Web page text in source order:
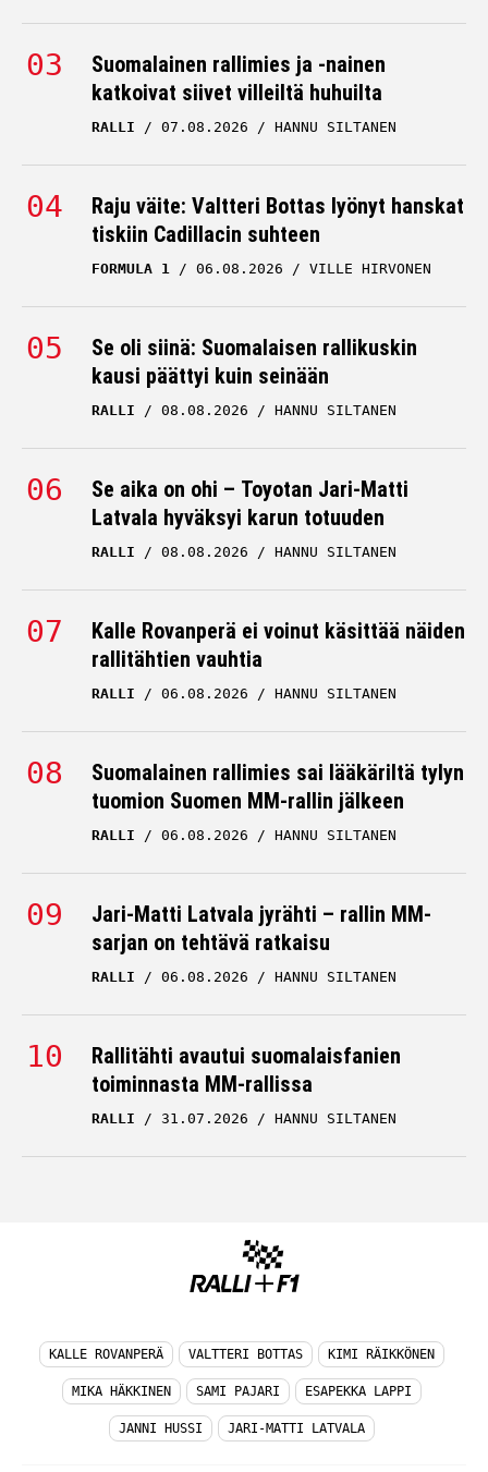
Suomalainen rallimies ja -nainen
katkoivat siivet villeiltä huhuilta
RALLI 07.08.2026 HANNU SILTANEN
Raju väite: Valtteri Bottas lyönyt hanskat
tiskiin Cadillacin suhteen
FORMULA 1 06.08.2026 VILLE HIRVONEN
Se oli siinä: Suomalaisen rallikuskin
kausi päättyi kuin seinään
RALLI 08.08.2026 HANNU SILTANEN
Se aika on ohi – Toyotan Jari-Matti
Latvala hyväksyi karun totuuden
RALLI 08.08.2026 HANNU SILTANEN
Kalle Rovanperä ei voinut käsittää näiden
rallitähtien vauhtia
RALLI 06.08.2026 HANNU SILTANEN
Suomalainen rallimies sai lääkäriltä tylyn
tuomion Suomen MM-rallin jälkeen
RALLI 06.08.2026 HANNU SILTANEN
Jari-Matti Latvala jyrähti – rallin MM-
sarjan on tehtävä ratkaisu
RALLI 06.08.2026 HANNU SILTANEN
Rallitähti avautui suomalaisfanien
toiminnasta MM-rallissa
RALLI 31.07.2026 HANNU SILTANEN
KALLE ROVANPERÄ VALTTERI BOTTAS KIMI RÄIKKÖNEN
MIKA HÄKKINEN SAMI PAJARI ESAPEKKA LAPPI
JANNI HUSSI JARI-MATTI LATVALA